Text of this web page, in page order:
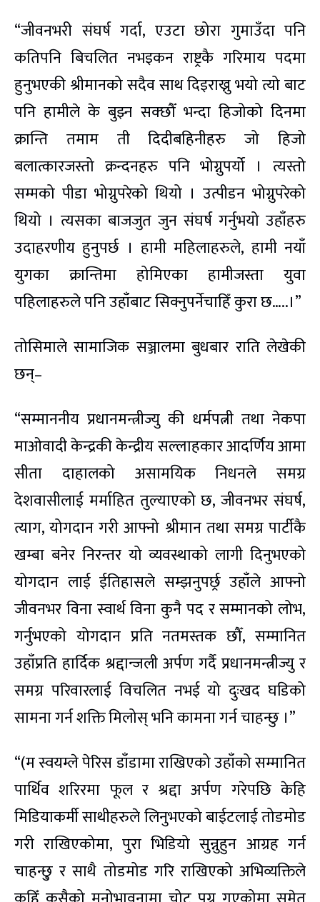
“जीवनभरी संघर्ष गर्दा, एउटा छोरा गुमाउँदा पनि
कतिपनि बिचलित नभइकन राष्ट्रकै गरिमाय पदमा
हुनुभएकी श्रीमानको सदैव साथ दिइराख्नु भयो त्यो बाट
पनि हामीले के बुझ्न सक्छौँ भन्दा हिजोको दिनमा
क्रान्ति तमाम ती दिदीबहिनीहरु जो हिजो
बलात्कारजस्तो क्रन्दनहरु पनि भोग्नुपर्यो । त्यस्तो
सम्मको पीडा भोग्नुपरेको थियो । उत्पीडन भोग्नुपरेको
थियो । त्यसका बाजजुत जुन संघर्ष गर्नुभयो उहाँहरु
उदाहरणीय हुनुपर्छ । हामी महिलाहरुले, हामी नयाँ
युगका क्रान्तिमा होमिएका हामीजस्ता युवा
पहिलाहरुले पनि उहाँबाट सिक्नुपर्नेचाहिँ कुरा छ…..।”
तोसिमाले सामाजिक सञ्जालमा बुधबार राति लेखेकी
छन्–
“सम्माननीय प्रधानमन्त्रीज्यु की धर्मपत्नी तथा नेकपा
माओवादी केन्द्रकी केन्द्रीय सल्लाहकार आदर्णिय आमा
सीता दाहालको असामयिक निधनले समग्र
देशवासीलाई मर्माहित तुल्याएको छ, जीवनभर संघर्ष,
त्याग, योगदान गरी आफ्नो श्रीमान तथा समग्र पार्टीकै
खम्बा बनेर निरन्तर यो व्यवस्थाको लागी दिनुभएको
योगदान लाई ईतिहासले सम्झनुपर्छ्र उहाँले आफ्नो
जीवनभर विना स्वार्थ विना कुनै पद र सम्मानको लोभ,
गर्नुभएको योगदान प्रति नतमस्तक छौँ, सम्मानित
उहाँप्रति हार्दिक श्रद्दान्जली अर्पण गर्दै प्रधानमन्त्रीज्यु र
समग्र परिवारलाई विचलित नभई यो दुःखद घडिको
सामना गर्न शक्ति मिलोस् भनि कामना गर्न चाहन्छु ।”
“(म स्वयम्ले पेरिस डाँडामा राखिएको उहाँको सम्मानित
पार्थिव शरिरमा फूल र श्रद्दा अर्पण गरेपछि केहि
मिडियाकर्मी साथीहरुले लिनुभएको बाईटलाई तोडमोड
गरी राखिएकोमा, पुरा भिडियो सुन्नुहुन आग्रह गर्न
चाहन्छु् र साथै तोडमोड गरि राखिएको अभिव्यक्तिले